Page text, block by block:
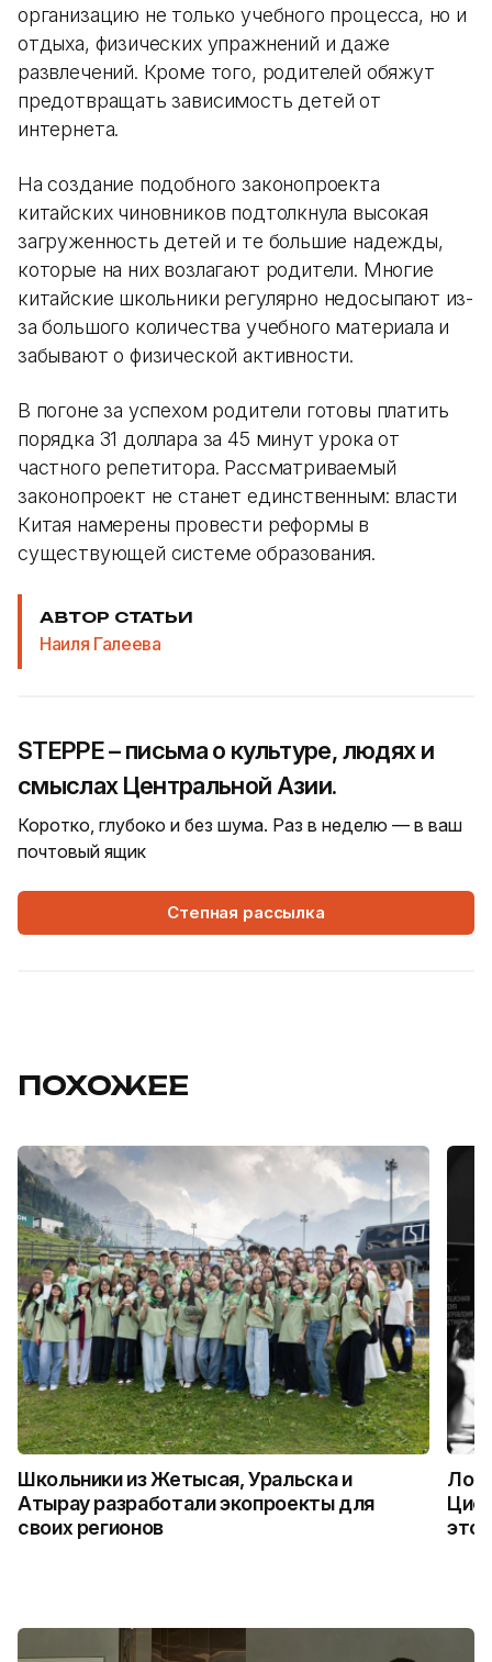
организацию не только учебного процесса, но и
отдыха, физических упражнений и даже
развлечений. Кроме того, родителей обяжут
предотвращать зависимость детей от
интернета.
На создание подобного законопроекта
китайских чиновников подтолкнула высокая
загруженность детей и те большие надежды,
которые на них возлагают родители. Многие
китайские школьники регулярно недосыпают из-
за большого количества учебного материала и
забывают о физической активности.
В погоне за успехом родители готовы платить
порядка 31 доллара за 45 минут урока от
частного репетитора. Рассматриваемый
законопроект не станет единственным: власти
Китая намерены провести реформы в
существующей системе образования.
АВТОР СТАТЬИ
Наиля Галеева
STEPPE – письма о культуре, людях и
смыслах Центральной Азии.
Коротко, глубоко и без шума. Раз в неделю — в ваш
почтовый ящик
Степная рассылка
ПОХОЖЕЕ
Школьники из Жетысая, Уральска и
Атырау разработали экопроекты для
своих регионов
это